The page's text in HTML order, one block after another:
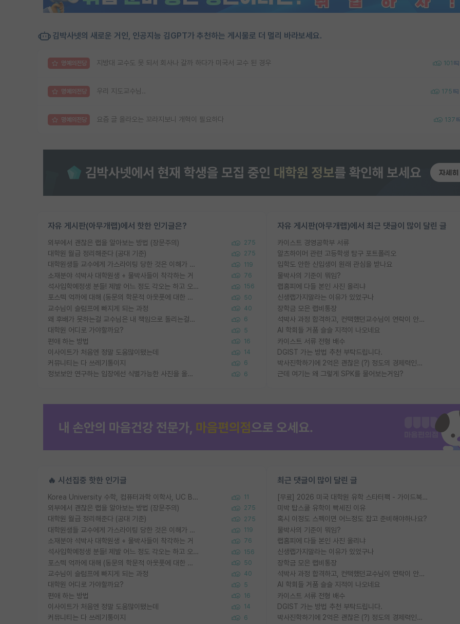
김박사넷의 새로운 거인, 인공지능 김GPT가 추천하는 게시물로 더 멀리 바라보세요.
명예의전당 지방대 교수도 못 되서 회사나 갈까 하다가 미국서 교수 된 경우 101
명예의전당 우리 지도교수님.. 175
명예의전당 요즘 글 올라오는 꼬라지보니 개혁이 필요하다 137
자유 게시판(아무개랩)에서 핫한 인기글은?
외부에서 괜찮은 랩을 알아보는 방법 (장문주의) 275
대학원 월급 정리해준다 (공대 기준) 275
대학원생들 교수에게 가스라이팅 당한 것은 이해가 갑니다. 안타깝네요. 119
소재분야 석박사 대학원생 + 물박사들이 착각하는 거 76
석사입학예정생 분들! 제발 어느 정도 각오는 하고 오세요. 156
포스텍 억까에 대해 (동문의 학문적 아웃풋에 대한 반박) 50
교수님이 슬럼프에 빠지게 되는 과정 40
왜 후배가 못하는걸 교수님은 내 책임으로 돌리는걸까요? 6
대학원 어디로 가야할까요? 5
편애 하는 방법 16
이사이트가 처음엔 정말 도움많이됐는데 14
커뮤니티는 다 쓰레기통이지 6
정보보안 연구하는 입장에선 식별가능한 사진을 올리는건 비추이긴함 6
자유 게시판(아무개랩)에서 최근 댓글이 많이 달린 글
카이스트 경영공학부 서류
알츠하이머 관련 고등학생 탐구 포트폴리오
입학도 안한 신입생이 원래 관심을 받나요
물박사의 기준이 뭐임?
랩홈피에 다들 본인 사진 올리냐
신생랩가지말라는 이유가 있었구나
장학금 모은 랩비통장
석박사 과정 합격하고, 컨택했던교수님이 연락이 안됩니다...
AI 학회들 거품 슬슬 지적이 나오네요
카이스트 서류 전형 배수
DGIST 가는 방법 추천 부탁드립니다.
박사진학하기에 2억은 괜찮은 (?) 정도의 경제력인가요
근데 여기는 왜 그렇게 SPK를 물어보는거임?
🔥 시선집중 핫한 인기글
Korea University 수학, 컴퓨터과학 이학사, UC Berkeley 산업공학 대학원 공학박사가 되는 것은 쉽지 않겠죠? 11
외부에서 괜찮은 랩을 알아보는 방법 (장문주의) 275
대학원 월급 정리해준다 (공대 기준) 275
대학원생들 교수에게 가스라이팅 당한 것은 이해가 갑니다. 안타깝네요. 119
소재분야 석박사 대학원생 + 물박사들이 착각하는 거 76
석사입학예정생 분들! 제발 어느 정도 각오는 하고 오세요. 156
포스텍 억까에 대해 (동문의 학문적 아웃풋에 대한 반박) 50
교수님이 슬럼프에 빠지게 되는 과정 40
대학원 어디로 가야할까요? 5
편애 하는 방법 16
이사이트가 처음엔 정말 도움많이됐는데 14
커뮤니티는 다 쓰레기통이지 6
최근 댓글이 많이 달린 글
[무료] 2026 미국 대학원 유학 스타터팩 - 가이드북 & 합격자 컨택메일 템플릿
미박 탑스쿨 유학이 빡세진 이유
혹시 이정도 스펙이면 어느정도 잡고 준비해야하나요?
물박사의 기준이 뭐임?
랩홈피에 다들 본인 사진 올리냐
신생랩가지말라는 이유가 있었구나
장학금 모은 랩비통장
석박사 과정 합격하고, 컨택했던교수님이 연락이 안됩니다...
AI 학회들 거품 슬슬 지적이 나오네요
카이스트 서류 전형 배수
DGIST 가는 방법 추천 부탁드립니다.
박사진학하기에 2억은 괜찮은 (?) 정도의 경제력인가요